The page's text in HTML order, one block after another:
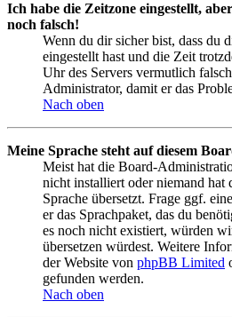
Ich habe die Zeitzone eingestellt,
noch falsch!
Wenn du dir sicher bist, dass du
eingestellt hast und die Zeit
Uhr des Servers vermutlich
Administrator, damit er das
Nach oben
Meine Sprache steht auf diesem
Meist hat die Board-
nicht installiert oder niemand hat
Sprache übersetzt. Frage ggf.
er das Sprachpaket, das du
es noch nicht existiert, würden
übersetzen würdest. Weitere
der Website von phpBB Limited
gefunden werden.
Nach oben